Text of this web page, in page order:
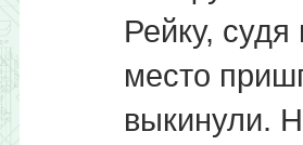
Рейку,
место
выкинули.